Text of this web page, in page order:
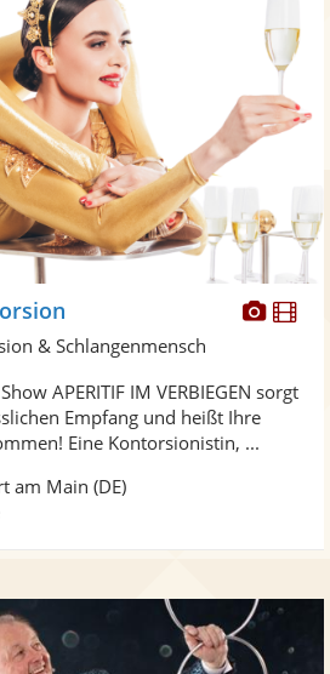
Fotos
& Schlangenmensch
APERITIF IM VERBIEGEN sorgt
Empfang und heißt Ihre
Eine Kontorsionistin, ...
am Main (DE)